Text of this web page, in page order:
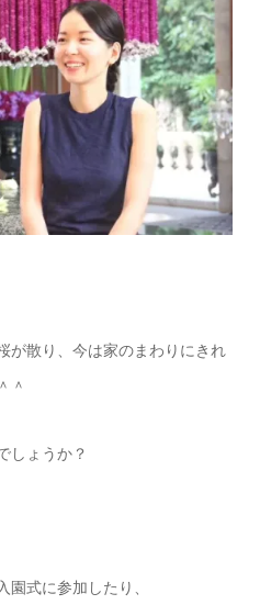
が散り、今は家のまわりにきれ
＾
しょうか？
園式に参加したり、